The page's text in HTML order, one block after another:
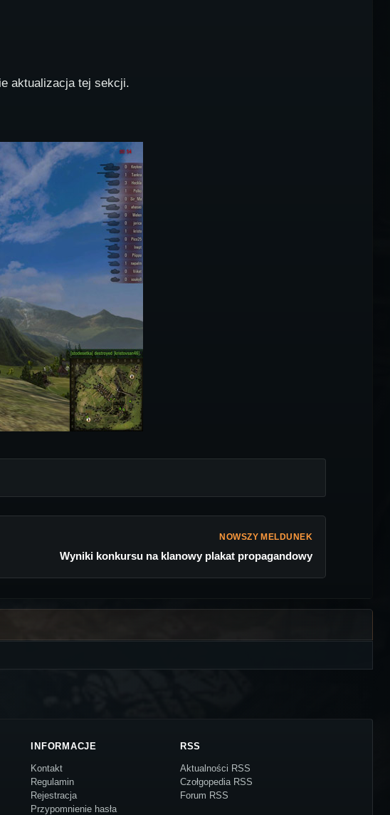
aktualizacja tej sekcji.
NOWSZY MELDUNEK
Wyniki konkursu na klanowy plakat propagandowy
INFORMACJE
Kontakt
Regulamin
Rejestracja
Przypomnienie hasła
RSS
Aktualności RSS
Czołgopedia RSS
Forum RSS